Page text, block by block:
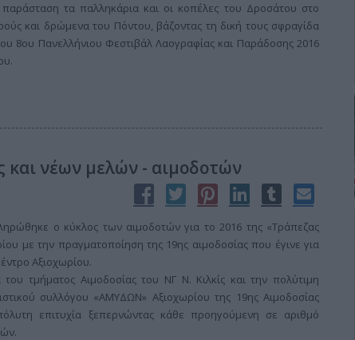
παράσταση τα παλληκάρια και οι κοπέλες του Δροσάτου στο
και δρώμενα του Πόντου, βάζοντας τη δική τους σφραγίδα
8oυ Πανελλήνιου Φεστιβάλ Λαογραφίας και Παράδοσης 2016
και νέων μελών - αιμοδοτών
ο κύκλος των αιμοδοτών για το 2016 της «Τράπεζας
με την πραγματοποίηση της 19ης αιμοδοσίας που έγινε για
Αξιοχωρίου.
τμήματος Αιμοδοσίας του ΝΓ Ν. Κιλκίς και την πολύτιμη
συλλόγου «ΑΜΥΔΩΝ» Αξιοχωρίου της 19ης Αιμοδοσίας
επιτυχία ξεπερνώντας κάθε προηγούμενη σε αριθμό